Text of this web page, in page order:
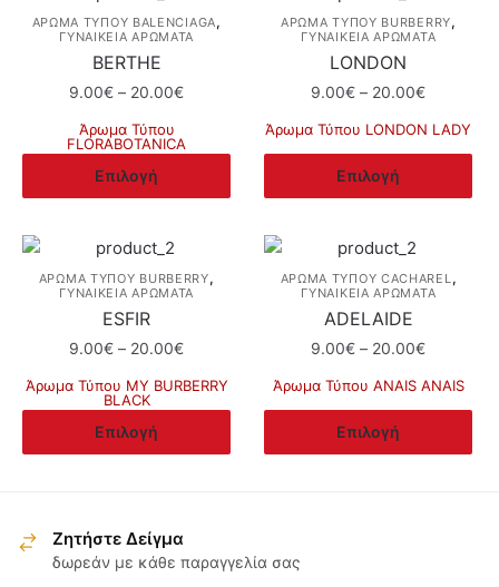
ΆΡΩΜΑ ΤΎΠΟΥ BALENCIAGA,
ΓΥΝΑΙΚΕΙΑ ΑΡΩΜΑΤΑ
BERTHE
9.00€ – 20.00€Price
9.00€
Άρωμα Τύπου
FLORABOTANICA
Επιλογή
Αυτό
το
έχει
πολλαπλές
παραλλαγές.
Οι
επιλογές
μπορούν
να
επιλεγούν
προϊόντος
ΆΡΩΜΑ ΤΎΠΟΥ BURBERRY,
ΓΥΝΑΙΚΕΙΑ ΑΡΩΜΑΤΑ
LONDON
9.00€ – 20.00€Price
9.00€
Άρωμα Τύπου LONDON LADY
Επιλογή
Αυτό
το
πολλαπλές
παραλλαγές.
Οι
επιλογές
να
επιλεγούν
ΆΡΩΜΑ ΤΎΠΟΥ BURBERRY,
ΓΥΝΑΙΚΕΙΑ ΑΡΩΜΑΤΑ
ESFIR
9.00€ – 20.00€Price
9.00€
Άρωμα Τύπου MY BURBERRY
BLACK
Επιλογή
Αυτό
το
πολλαπλές
παραλλαγές.
ΆΡΩΜΑ ΤΎΠΟΥ CACHAREL,
ΓΥΝΑΙΚΕΙΑ ΑΡΩΜΑΤΑ
ADELAIDE
9.00€ – 20.00€Price
9.00€
Άρωμα Τύπου ANAIS ANAIS
Επιλογή
Αυτό
το
Ζητήστε Δείγμα
δωρεάν με κάθε παραγγελία σας